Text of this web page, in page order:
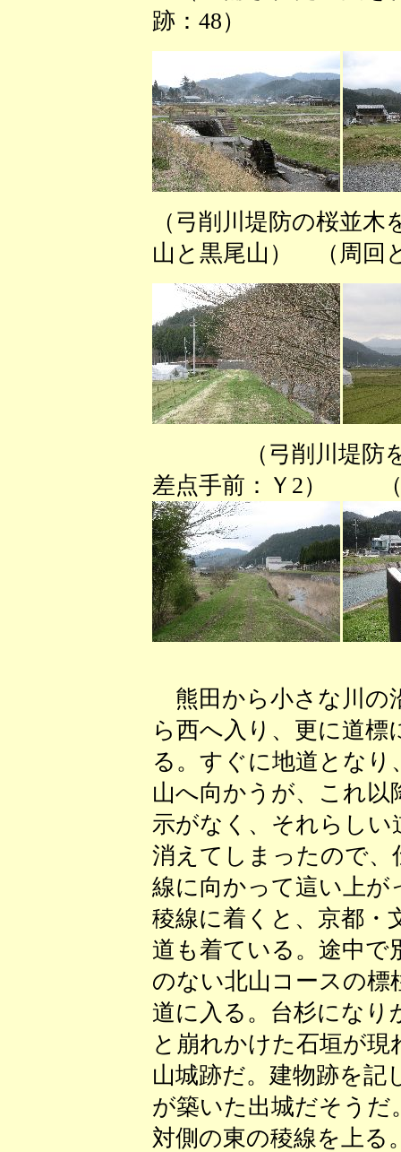
跡：48） （
（弓削川堤防の桜並
山と黒尾山） （周回
（弓削川堤防
差点手前：Ｙ2） （
熊田から小さな川の
ら西へ入り、更に道
る。すぐに地道とな
山へ向かうが、これ
示がなく、それらし
消えてしまったので、
線に向かって這い上が
稜線に着くと、京都・
道も着ている。途中で
のない北山コースの標
道に入る。台杉になり
と崩れかけた石垣が
山城跡だ。建物跡を記
が築いた出城だそうだ
対側の東の稜線を上る